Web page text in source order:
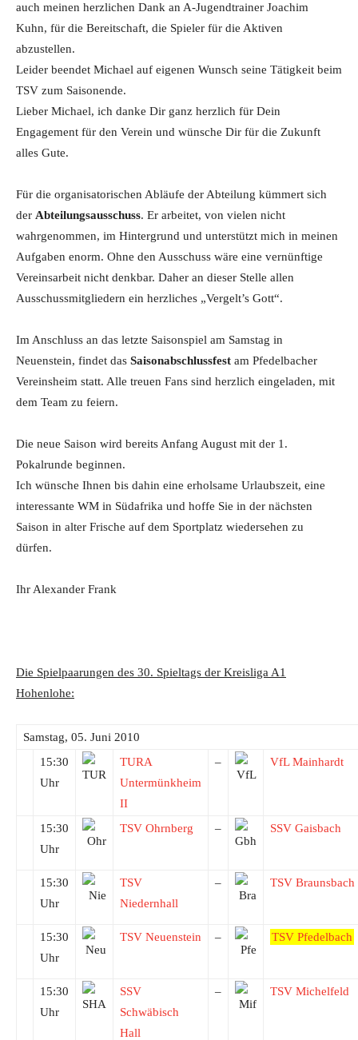
auch meinen herzlichen Dank an A-Jugendtrainer Joachim
Kuhn, für die Bereitschaft, die Spieler für die Aktiven
abzustellen.
Leider beendet Michael auf eigenen Wunsch seine Tätigkeit beim
TSV zum Saisonende.
Lieber Michael, ich danke Dir ganz herzlich für Dein
Engagement für den Verein und wünsche Dir für die Zukunft
alles Gute.
Für die organisatorischen Abläufe der Abteilung kümmert sich
der Abteilungsausschuss. Er arbeitet, von vielen nicht
wahrgenommen, im Hintergrund und unterstützt mich in meinen
Aufgaben enorm. Ohne den Ausschuss wäre eine vernünftige
Vereinsarbeit nicht denkbar. Daher an dieser Stelle allen
Ausschussmitgliedern ein herzliches „Vergelt’s Gott“.
Im Anschluss an das letzte Saisonspiel am Samstag in
Neuenstein, findet das Saisonabschlussfest am Pfedelbacher
Vereinsheim statt. Alle treuen Fans sind herzlich eingeladen, mit
dem Team zu feiern.
Die neue Saison wird bereits Anfang August mit der 1.
Pokalrunde beginnen.
Ich wünsche Ihnen bis dahin eine erholsame Urlaubszeit, eine
interessante WM in Südafrika und hoffe Sie in der nächsten
Saison in alter Frische auf dem Sportplatz wiedersehen zu
dürfen.
Ihr Alexander Frank
Die Spielpaarungen des 30. Spieltags der Kreisliga A1
Hohenlohe:
Samstag, 05. Juni 2010
15:30
Uhr
TURA
Untermünkheim
II
– VfL Mainhardt
15:30
Uhr
TSV Ohrnberg – SSV Gaisbach
15:30
Uhr
TSV
Niedernhall
– TSV Braunsbach
15:30
Uhr
TSV Neuenstein – TSV Pfedelbach
15:30
Uhr
SSV
Schwäbisch
Hall
– TSV Michelfeld